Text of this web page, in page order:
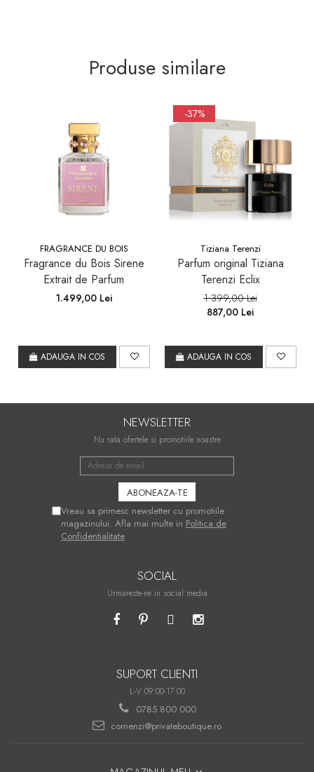
Produse similare
FRAGRANCE DU BOIS
Fragrance du Bois Sirene
Extrait de Parfum
1.499,00 Lei
ADAUGA IN COS
-37%
Tiziana Terenzi
Parfum original Tiziana
Terenzi Eclix
1.399,00 Lei
887,00 Lei
ADAUGA IN COS
NEWSLETTER
Nu rata ofertele si promotiile noastre
Vreau sa primesc newsletter cu promotiile
magazinului. Afla mai multe in Politica de
Confidentialitate
SOCIAL
Urmareste-ne in social media
SUPORT CLIENTI
L-V 09:00-17:00
0785 800 000
comenzi@privateboutique.ro